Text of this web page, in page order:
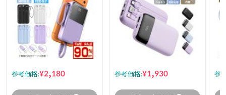
参考価格:¥2,180 参考価格:¥1,930 参